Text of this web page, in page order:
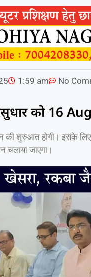
1:59 am No
को 16
की शुरुआत होगी। इसके
चलाया जाएगा।